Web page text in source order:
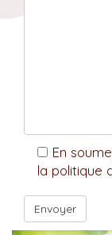
En
la politique